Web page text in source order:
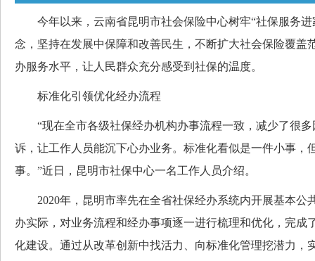
今年以来，云南省昆明市社会保险中心树牢“社保服务进
念，坚持在发展中保障和改善民生，不断扩大社会保险覆盖
办服务水平，让人民群众充分感受到社保的温度。
标准化引领优化经办流程
“现在全市各级社保经办机构办事流程一致，减少了很多
诉，让工作人员能沉下心办业务。标准化看似是一件小事，
事。”近日，昆明市社保中心一名工作人员介绍。
2020年，昆明市率先在全省社保经办系统内开展基本公
办实际，对业务流程和经办事项逐一进行梳理和优化，完成
化建设。通过从改革创新中找活力、向标准化管理挖潜力，